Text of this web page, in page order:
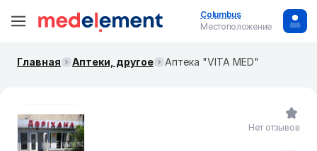
Columbus
Местоположение
Главная Аптеки, другое Аптека "VITA MED"
Нет отзывов